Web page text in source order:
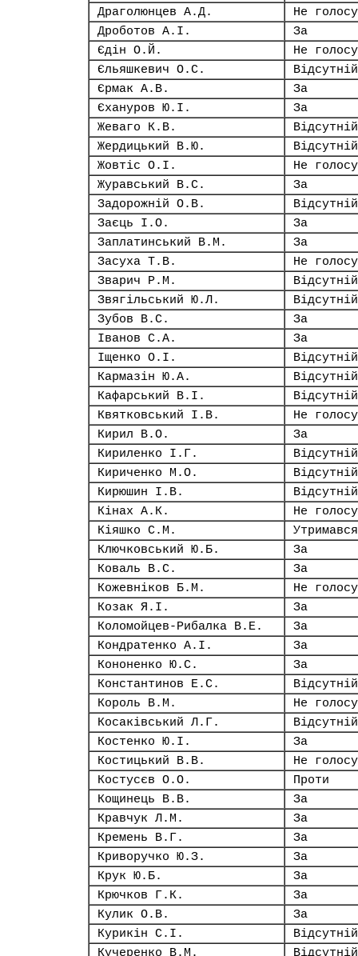
Драголюнцев А.Д.
Не
Дроботов А.І.
За
Єдін О.Й.
Не
Єльяшкевич О.С.
Відсутній
Єрмак А.В.
За
Єхануров Ю.І.
За
Жеваго К.В.
Відсутній
Жердицький В.Ю.
Відсутній
Жовтіс О.І.
Не
Журавський В.С.
За
Задорожній О.В.
Відсутній
Заєць І.О.
За
Заплатинський В.М.
За
Засуха Т.В.
Не
Зварич Р.М.
Відсутній
Звягільський Ю.Л.
Відсутній
Зубов В.С.
За
Іванов С.А.
За
Іщенко О.І.
Відсутній
Кармазін Ю.А.
Відсутній
Кафарський В.І.
Відсутній
Квятковський І.В.
Не
Кирил В.О.
За
Кириленко І.Г.
Відсутній
Кириченко М.О.
Відсутній
Кирюшин І.В.
Відсутній
Кінах А.К.
Не
Кіяшко С.М.
Утримався
Ключковський Ю.Б.
За
Коваль В.С.
За
Кожевніков Б.М.
Не
Козак Я.І.
За
Коломойцев-Рибалка В.Е.
За
Кондратенко А.І.
За
Кононенко Ю.С.
За
Константинов Е.С.
Відсутній
Король В.М.
Не
Косаківський Л.Г.
Відсутній
Костенко Ю.І.
За
Костицький В.В.
Не
Костусєв О.О.
Проти
Кощинець В.В.
За
Кравчук Л.М.
За
Кремень В.Г.
За
Криворучко Ю.З.
За
Крук Ю.Б.
За
Крючков Г.К.
За
Кулик О.В.
За
Курикін С.І.
Відсутній
Кучеренко В.М.
Відсутній